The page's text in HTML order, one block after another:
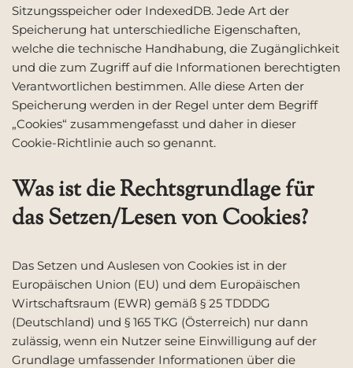
Sitzungsspeicher oder IndexedDB. Jede Art der
Speicherung hat unterschiedliche Eigenschaften,
welche die technische Handhabung, die Zugänglichkeit
und die zum Zugriff auf die Informationen berechtigten
Verantwortlichen bestimmen. Alle diese Arten der
Speicherung werden in der Regel unter dem Begriff
„Cookies“ zusammengefasst und daher in dieser
Cookie-Richtlinie auch so genannt.
Was ist die Rechtsgrundlage für
das Setzen/Lesen von Cookies?
Das Setzen und Auslesen von Cookies ist in der
Europäischen Union (EU) und dem Europäischen
Wirtschaftsraum (EWR) gemäß § 25 TDDDG
(Deutschland) und § 165 TKG (Österreich) nur dann
zulässig, wenn ein Nutzer seine Einwilligung auf der
Grundlage umfassender Informationen über die